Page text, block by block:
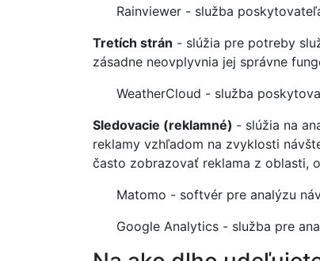
Rainviewer - služba
Tretích strán - slúžia pre potreby
zásadne neovplyvnia jej správne
WeatherCloud - služba
Sledovacie (reklamné) - slúžia na
reklamy vzhľadom na zvyklosti
často zobrazovať reklama z oblasti,
Matomo - softvér pre analýzu
Google Analytics - služba pre